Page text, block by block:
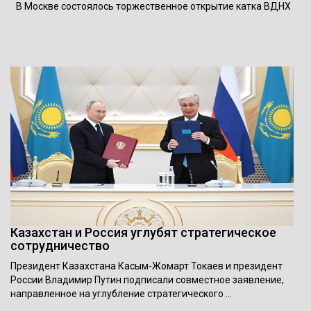
В Москве состоялось торжественное открытие катка ВДНХ
Казахстан и Россия углубят стратегическое
сотрудничество
Президент Казахстана Касым-Жомарт Токаев и президент
России Владимир Путин подписали совместное заявление,
направленное на углубление стратегического …